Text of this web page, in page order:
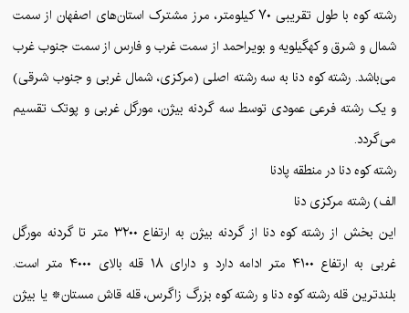
رشته کوه با طول تقریبی ۷۰ کیلومتر، مرز مشترک استان‌های اصفهان از سمت
شمال و شرق و کهگیلویه و بویراحمد از سمت غرب و فارس از سمت جنوب غرب
می‌باشد. رشته کوه دنا به سه رشته اصلی (مرکزی، شمال غربی و جنوب شرقی)
و یک رشته فرعی عمودی توسط سه گردنه بیژن، مورگل غربی و پوتک تقسیم
می‌گردد.
رشته کوه دنا در منطقه پادنا
الف) رشته مرکزی دنا
این بخش از رشته کوه دنا از گردنه بیژن به ارتفاع ۳۲۰۰ متر تا گردنه مورگل
غربی به ارتفاع ۴۱۰۰ متر ادامه دارد و دارای ۱۸ قله بالای ۴۰۰۰ متر است.
بلندترین قله رشته کوه دنا و رشته کوه بزرگ زاگرس، قله قاش مستان* یا بیژن